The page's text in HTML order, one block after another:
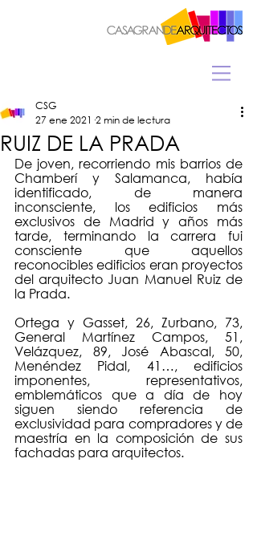
RUIZ DE LA PRADA
CSG
27 ene 2021 2 min de lectura
De joven, recorriendo mis barrios de
Chamberí y Salamanca, había
identificado, de manera
inconsciente, los edificios más
exclusivos de Madrid y años más
tarde, terminando la carrera fui
consciente que aquellos
reconocibles edificios eran proyectos
del arquitecto Juan Manuel Ruiz de
la Prada.
Ortega y Gasset, 26, Zurbano, 73,
General Martínez Campos, 51,
Velázquez, 89, José Abascal, 50,
Menéndez Pidal, 41…, edificios
imponentes, representativos,
emblemáticos que a día de hoy
siguen siendo referencia de
exclusividad para compradores y de
maestría en la composición de sus
fachadas para arquitectos.